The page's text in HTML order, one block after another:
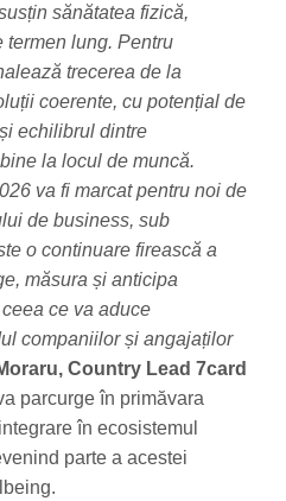
sănătatea fizică,
termen lung. Pentru
trecerea de la
coerente, cu potențial de
echilibrul dintre
la locul de muncă.
va fi marcat pentru noi de
de business, sub
o continuare firească a
măsura și anticipa
ce va aduce
companiilor și angajaților
Country Lead 7card
parcurge în primăvara
în ecosistemul
parte a acestei